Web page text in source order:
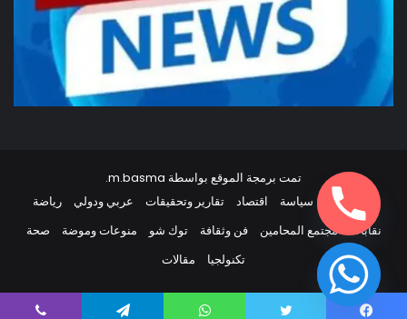
تمت برمجة الموقع بواسطة m.basma
.
أخبار مصر
سياسة اقتصاد تقارير وتحقيقات عربي ودولي
رياضة
نقابات
مجتمع المحامين فن وثقافة توك شو منوعات وموضة
صحة
تكنولجيا
مقالات